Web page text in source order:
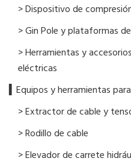
> Dispositivo de
> Gin Pole y plataformas
> Herramientas y
eléctricas
▍Equipos y herramientas
> Extractor de cable y
> Rodillo de cable
> Elevador de carrete